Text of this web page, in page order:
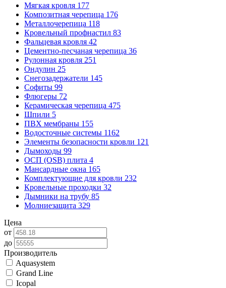
Мягкая кровля 177
Композитная черепица 176
Металлочерепица 118
Кровельный профнастил 83
Фальцевая кровля 42
Цементно-песчаная черепица 36
Рулонная кровля 251
Ондулин 25
Снегозадержатели 145
Софиты 99
Флюгеры 72
Керамическая черепица 475
Шпили 5
ПВХ мембраны 155
Водосточные системы 1162
Элементы безопасности кровли 121
Дымоходы 99
ОСП (OSB) плита 4
Мансардные окна 165
Комплектующие для кровли 232
Кровельные проходки 32
Дымники на трубу 85
Молниезащита 329
Цена
от
до
Производитель
Aquasystem
Grand Line
Icopal